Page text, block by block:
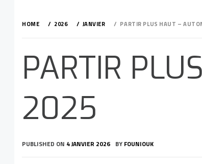
HOME 2026 JANVIER PARTIR PLUS HAUT –
PARTIR
2025
PUBLISHED ON 4 JANVIER 2026 BY FOUNIOUK